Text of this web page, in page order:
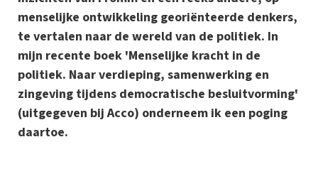
menselijke ontwikkeling georiënteerde denkers,
te vertalen naar de wereld van de politiek. In
mijn recente boek 'Menselijke kracht in de
politiek. Naar verdieping, samenwerking en
zingeving tijdens democratische besluitvorming'
(uitgegeven bij Acco) onderneem ik een poging
daartoe.